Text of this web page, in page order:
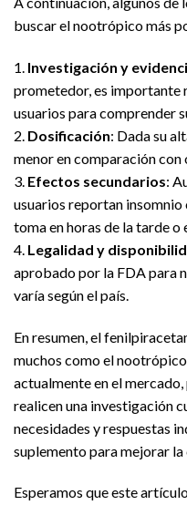
buscar el nootrópico más
1. Investigación y
prometedor, es importante
usuarios para comprender
2. Dosificación: Dada su
menor en comparación con
3. Efectos secundarios:
usuarios reportan insomnio
toma en horas de la tarde o
4. Legalidad y
aprobado por la FDA para
varía según el país.
En resumen, el
muchos como el
actualmente en el
realicen una investigación
necesidades y respuestas
suplemento para mejorar la
Esperamos que este